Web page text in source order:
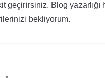
geçirirsiniz. Blog yazarlığı
bekliyorum.